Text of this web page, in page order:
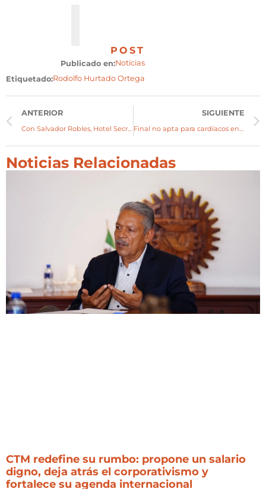
POST
Publicado en:Noticias
Etiquetado:Rodolfo Hurtado Ortega
ANTERIOR
Con Salvador Robles, Hotel Secrets se lleva el título del “Mejor Camaristo”
SIGUIENTE
Final no apta para cardíacos en Fútbol Soccer: ¡Grand Velas campeón!
Noticias Relacionadas
CTM redefine su rumbo: propone un salario
digno, deja atrás el corporativismo y
fortalece su agenda internacional